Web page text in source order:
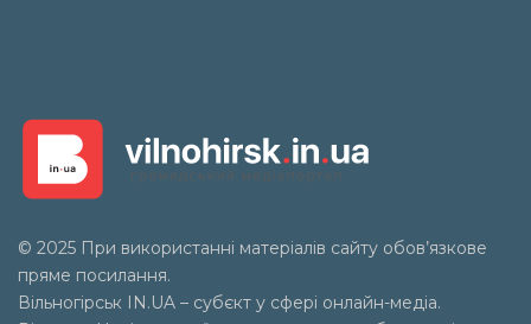
© 2025 При використанні матеріалів сайту обов’язкове
пряме посилання.
Вільногірськ IN.UA – субєкт у сфері онлайн-медіа.